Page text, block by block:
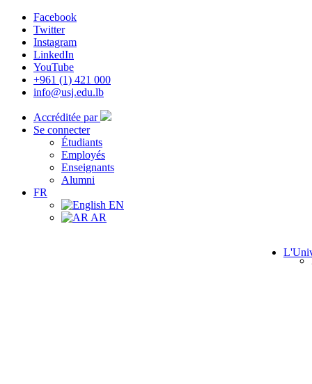
Facebook
Twitter
Instagram
LinkedIn
YouTube
+961 (1) 421 000
info@usj.edu.lb
Accréditée par
Se connecter
Étudiants
Employés
Enseignants
Alumni
FR
EN
AR